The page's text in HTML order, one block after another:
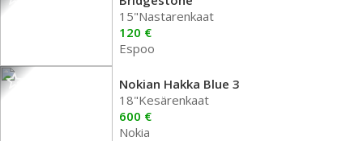
15"Nastarenkaat
120 €
Espoo
Nokian Hakka Blue 3
18"Kesärenkaat
600 €
Nokia